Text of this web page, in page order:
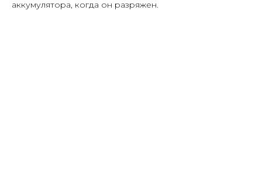
аккумулятора, когда он разряжен.